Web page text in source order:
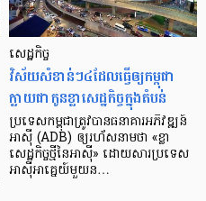
សេដ្ឋកិច្ច​
វិស័យ​សំខាន់ៗ​៤​ដែល​ធ្វើ​ឲ្យ​កម្ពុជា​
ក្លាយ​ជា​កូន​ខ្លា​សេដ្ឋកិច្ច​ក្នុង​តំបន់
ប្រទេស​កម្ពុជា​ត្រូវ​បាន​ធនាគារ​អភិវឌ្ឍន៍​
អាស៊ី (ADB) ឲ្យ​រហ័ស​នាមថា «ខ្លា​
សេដ្ឋកិច្ច​ថ្មី​នៃ​អាស៊ី» ដោយសារ​ប្រទេស​
អាស៊ី​អាគ្នេយ៍​មួយ​ន…